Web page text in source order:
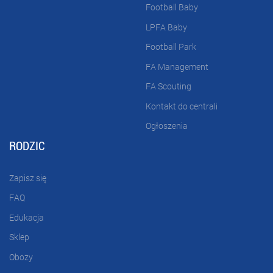
Football Baby
LPFA Baby
Football Park
FA Management
FA Scouting
Kontakt do centrali
Ogłoszenia
RODZIC
Zapisz się
FAQ
Edukacja
Sklep
Obozy